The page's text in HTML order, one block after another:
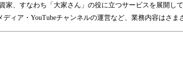
家、すなわち「大家さん」の役に立つサービスを展開し
ィア・YouTubeチャンネルの運営など、業務内容はさま